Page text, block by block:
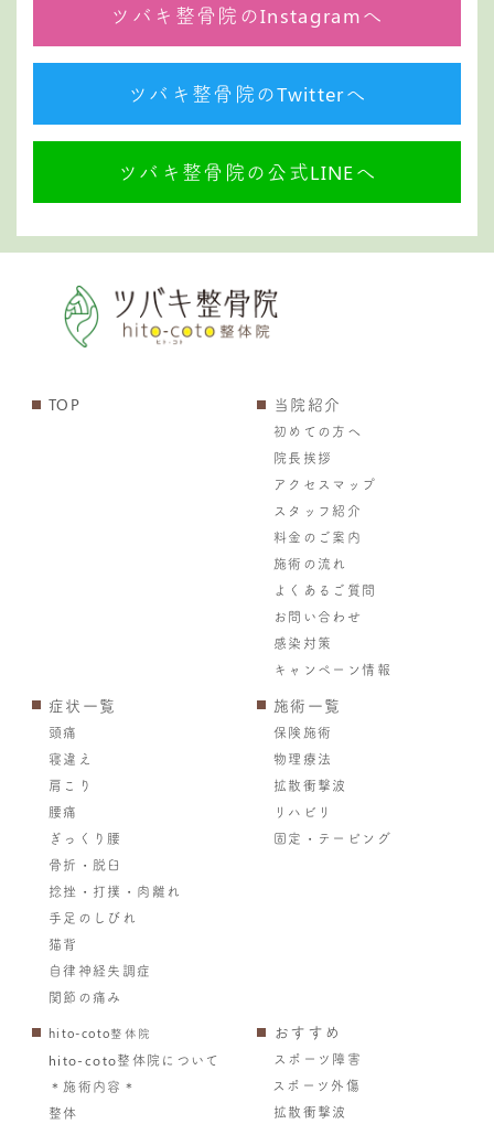
ツバキ整骨院のInstagramへ
ツバキ整骨院のTwitterへ
ツバキ整骨院の公式LINEへ
TOP 当院紹介
初めての方へ
院長挨拶
アクセスマップ
スタッフ紹介
料金のご案内
施術の流れ
よくあるご質問
お問い合わせ
感染対策
キャンペーン情報
症状一覧
頭痛
寝違え
肩こり
腰痛
ぎっくり腰
骨折・脱臼
捻挫・打撲・肉離れ
手足のしびれ
猫背
自律神経失調症
関節の痛み
施術一覧
保険施術
物理療法
拡散衝撃波
リハビリ
固定・テーピング
hito-coto整体院
hito-coto整体院について
＊施術内容＊
整体
おすすめ
スポーツ障害
スポーツ外傷
拡散衝撃波